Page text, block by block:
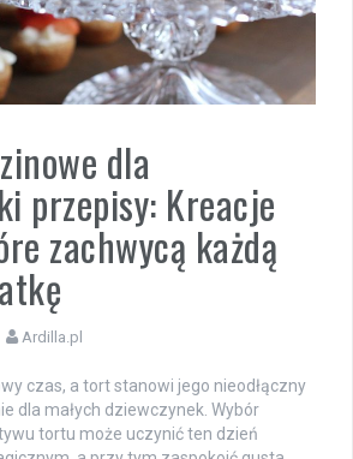
dla
przepisy: Kreacje
zachwycą każdą
Ardilla.pl
czas, a tort stanowi jego nieodłączny
dla małych dziewczynek. Wybór
tortu może uczynić ten dzień